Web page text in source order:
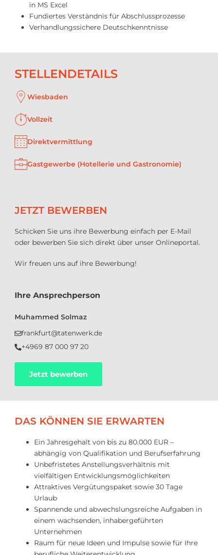
in MS Excel
Fundiertes Verständnis für Abschlussprozesse
Verhandlungssichere Deutschkenntnisse
STELLENDETAILS
Wiesbaden
Vollzeit
Direktvermittlung
Gastgewerbe (Hotellerie und Gastronomie)
JETZT BEWERBEN
Schicken Sie uns ihre Bewerbung einfach per E-Mail
oder bewerben Sie sich direkt über unser Onlineportal.
Wir freuen uns auf ihre Bewerbung!
Ihre Ansprechperson
Muhammed Solmaz
frankfurt@tatenwerk.de
+4969 87 000 97 20
Jetzt bewerben
DAS KÖNNEN SIE ERWARTEN
Ein Jahresgehalt von bis zu 80.000 EUR –
abhängig von Qualifikation und Berufserfahrung
Unbefristetes Anstellungsverhältnis mit
vielfältigen Entwicklungsmöglichkeiten
Attraktives Vergütungspaket sowie 30 Tage
Urlaub
Spannende und abwechslungsreiche Aufgaben in
einem wachsenden, inhabergeführten
Unternehmen
Raum für neue Ideen und Impulse sowie für Ihre